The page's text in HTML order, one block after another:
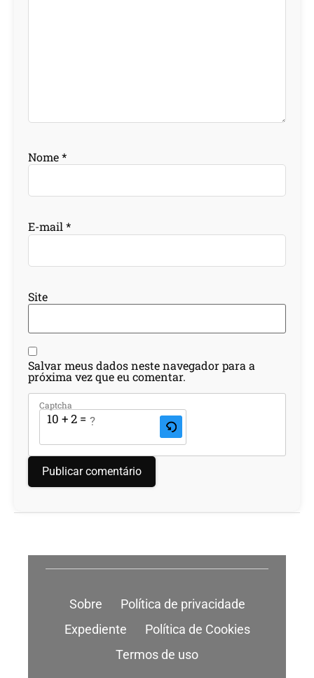
Nome*
E-mail*
Site
Salvar meus dados neste navegador para a
próxima vez que eu comentar.
Captcha
10 + 2 = ?
Sobre
Política de privacidade
Expediente
Política de Cookies
Termos de uso